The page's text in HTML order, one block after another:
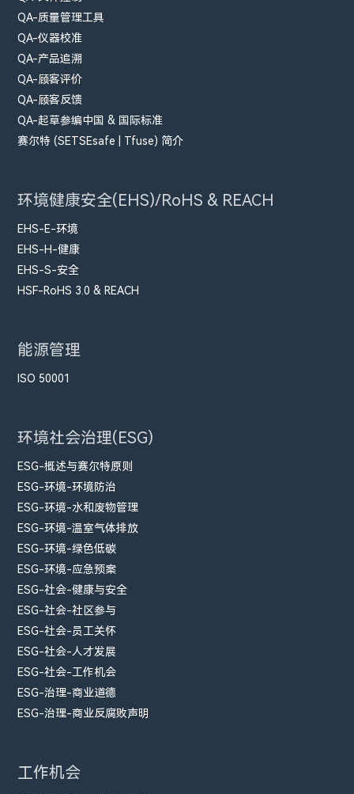
QA-质量管理工具
QA-仪器校准
QA-产品追溯
QA-顾客评价
QA-顾客反馈
QA-起草参编中国 & 国际标准
赛尔特 (SETSEsafe | Tfuse) 简介
环境健康安全(EHS)/RoHS & REACH
EHS-E-环境
EHS-H-健康
EHS-S-安全
HSF-RoHS 3.0 & REACH
能源管理
ISO 50001
环境社会治理(ESG)
ESG-概述与赛尔特原则
ESG-环境-环境防治
ESG-环境-水和废物管理
ESG-环境-温室气体排放
ESG-环境-绿色低碳
ESG-环境-应急预案
ESG-社会-健康与安全
ESG-社会-社区参与
ESG-社会-员工关怀
ESG-社会-人才发展
ESG-社会-工作机会
ESG-治理-商业道德
ESG-治理-商业反腐败声明
工作机会